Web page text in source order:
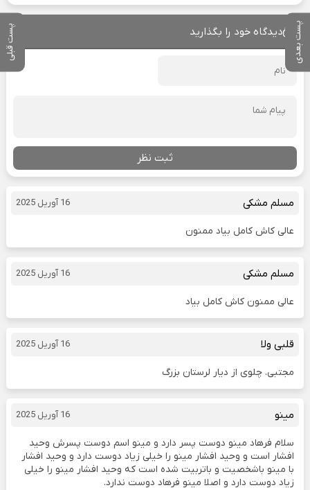
پست بعدی پست قبلی دیدگاه خود را بگذارید
ثبت نظر
مسلم مشکی 16 آوریل 2025
عالی کاش کامل بیاد ممنون
مسلم مشکی 16 آوریل 2025
عالی ممنون کاش کامل بیاد
قلبی ولا 16 آوریل 2025
مجتبی. چلوی از دیار لرستان بزرگ
مینو 16 آوریل 2025
سلام فرهاد مینو دوست پسر دارد و مینو اسم دوست پسرش وحید
افشار است و وحید افشار مینو را خیلی زیاد دوست دارد و وحید افشار
با مینو باشخصیت و باتربیت شده است که وحید افشار مینو را خیلی
زیاد دوست دارد و اصلا مینو فرهاد دوست ندارد.